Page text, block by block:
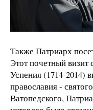
Также Патриарх
Этот почетный визит
Успения (1714-2014)
православия -
Ватопедского,